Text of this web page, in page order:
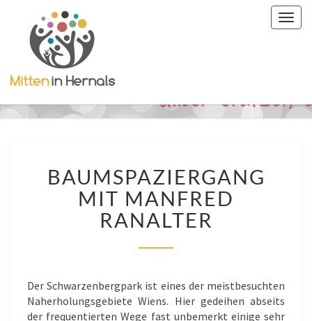
MIT
MANFRED
RANALTER
BAUMSPAZIERGANG
MIT MANFRED
RANALTER
Der Schwarzenbergpark ist eines der meistbesuchten
Naherholungsgebiete Wiens. Hier gedeihen abseits
der frequentierten Wege fast unbemerkt einige sehr